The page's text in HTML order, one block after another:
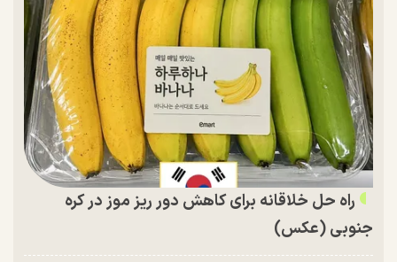
راه حل خلاقانه برای کاهش دور ریز موز در کره
جنوبی (عکس)